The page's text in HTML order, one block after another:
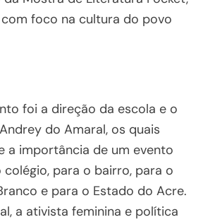
foco na cultura do povo
foi a direção da escola e o
do Amaral, os quais
a importância de um evento
para o bairro, para o
e para o Estado do Acre.
a ativista feminina e política